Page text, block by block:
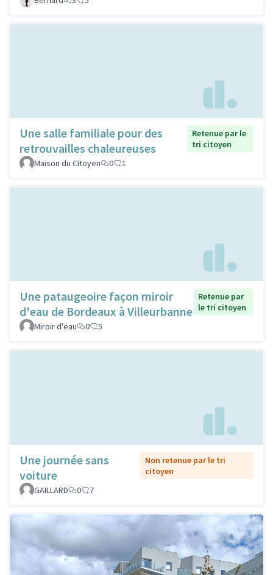
Une salle familiale pour des
retrouvailles chaleureuses
Retenue par le
tri citoyen
Maison du Citoyen
0 1
Une pataugeoire façon miroir
d'eau de Bordeaux à Villeurbanne
Retenue par
le tri citoyen
Miroir d'eau
0 5
Une journée sans
voiture
Non retenue par le tri
citoyen
GAILLARD
0 7